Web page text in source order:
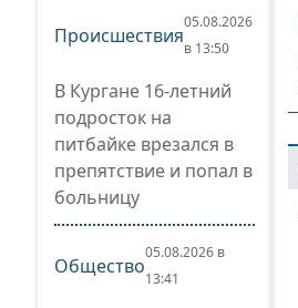
Происшествия
05.08.2026
в 13:50
В Кургане 16-летний
подросток на
питбайке врезался в
препятствие и попал в
больницу
Общество
05.08.2026 в
13:41